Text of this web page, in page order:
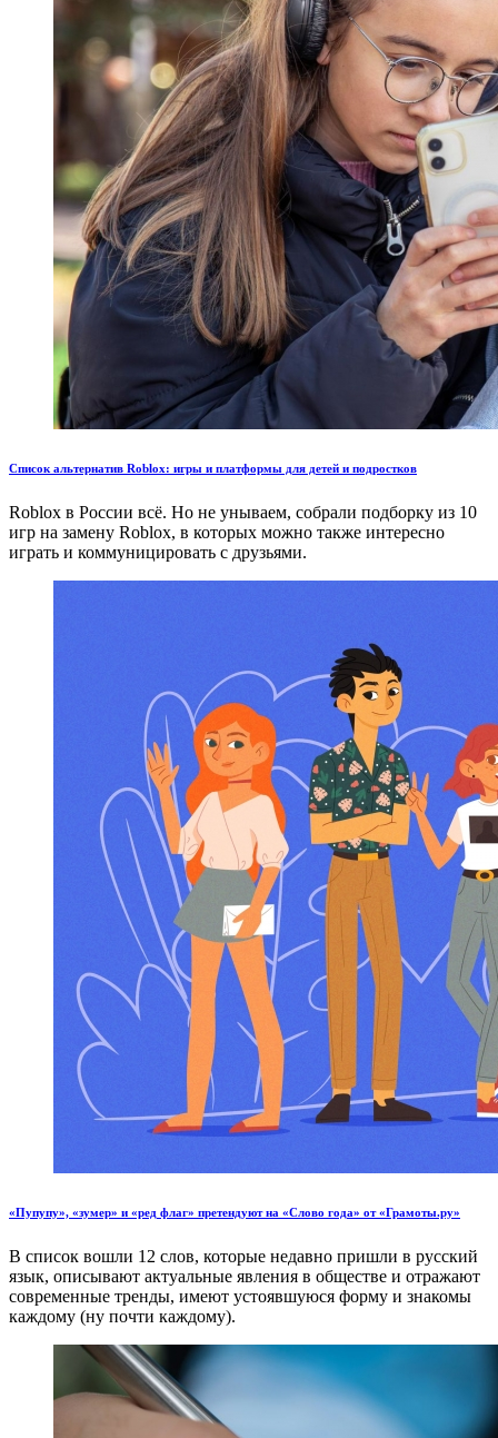
Список альтернатив Roblox: игры и платформы для детей и подростков
Roblox в России всё. Но не унываем, собрали подборку из 10
игр на замену Roblox, в которых можно также интересно
играть и коммуницировать с друзьями.
«Пупупу», «зумер» и «ред флаг» претендуют на «Слово года» от «Грамоты.ру»
В список вошли 12 слов, которые недавно пришли в русский
язык, описывают актуальные явления в обществе и отражают
современные тренды, имеют устоявшуюся форму и знакомы
каждому (ну почти каждому).